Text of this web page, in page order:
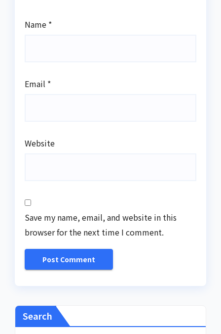
Name *
Email *
Website
Save my name, email, and website in this
browser for the next time I comment.
Search